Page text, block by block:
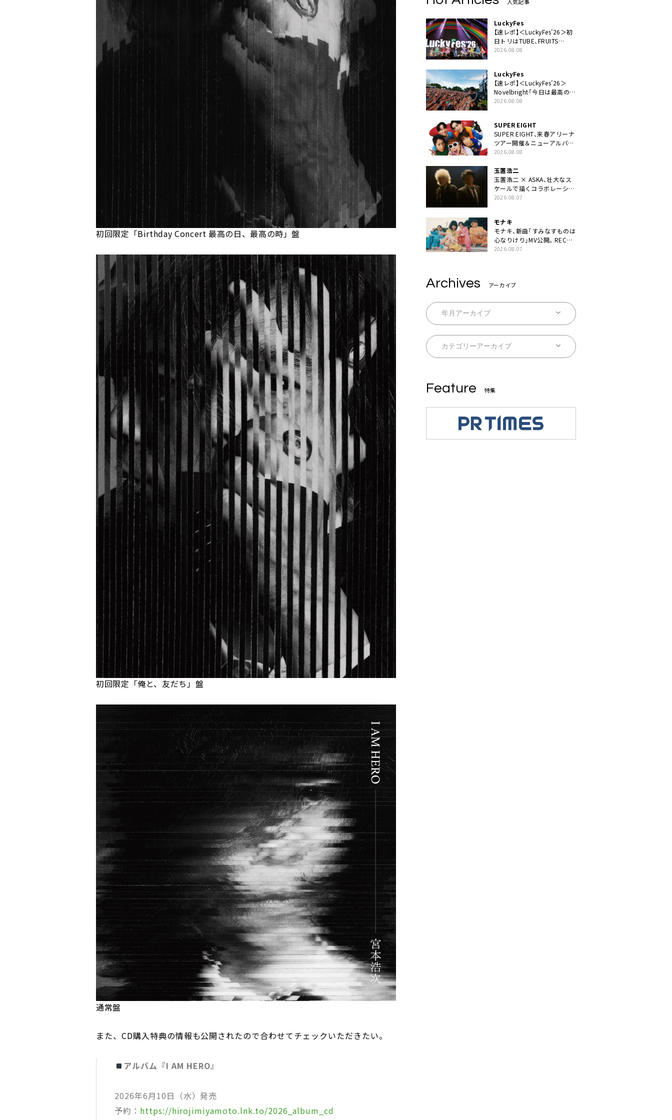
初回限定「Birthday Concert 最高の日、最高の時」盤
初回限定「俺と、友だち」盤
通常盤
また、CD購入特典の情報も公開されたので合わせてチェックいただきたい。
アルバム『I AM HERO』
2026年6月10日（水）発売
予約： https://hirojimiyamoto.lnk.to/2026_album_cd
LuckyFes
【速レポ】＜LuckyFes’26＞初
日トリはTUBE、FRUITS
ZIPPERや綾小路翔、鬼龍院翔
うだい」
2026.08.08
LuckyFes
【速レポ】＜LuckyFes’26＞
Novelbright「今日は最高のフ
ェス日和。最高の休日を、最
2026.08.08
SUPER EIGHT
SUPER EIGHT、来春アリーナ
ツアー開催＆ニューアルバム
発売決定げるEP『ダンダー
2026.08.08
玉置浩二
玉置浩二 × ASKA、壮大なス
ケールで描くコラボレーショ
ン曲「音銀河」リリース決定。
2026.08.07
モナキ
モナキ、新曲「すみなすものは
心なりけり」MV公開。RECの
ギターにEvery Little Thing・
2026.08.07
Archives アーカイブ
Feature 特集